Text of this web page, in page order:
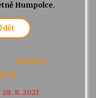
Humpolce.
Anonym
28. 8. 2021